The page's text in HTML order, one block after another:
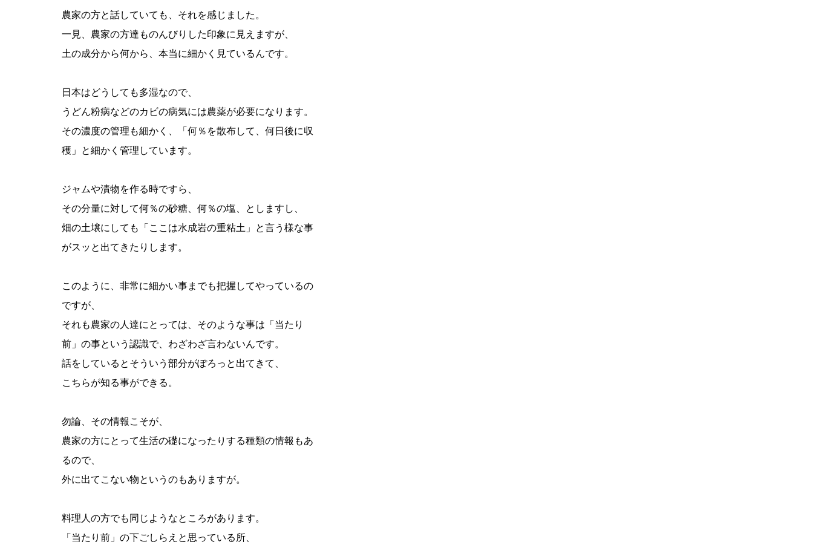
農家の方と話していても、それを感じました。
一見、農家の方達ものんびりした印象に見えますが、
土の成分から何から、本当に細かく見ているんです。
日本はどうしても多湿なので、
うどん粉病などのカビの病気には農薬が必要になります。
その濃度の管理も細かく、「何％を散布して、何日後に収
穫」と細かく管理しています。
ジャムや漬物を作る時ですら、
その分量に対して何％の砂糖、何％の塩、としますし、
畑の土壌にしても「ここは水成岩の重粘土」と言う様な事
がスッと出てきたりします。
このように、非常に細かい事までも把握してやっているの
ですが、
それも農家の人達にとっては、そのような事は「当たり
前」の事という認識で、わざわざ言わないんです。
話をしているとそういう部分がぽろっと出てきて、
こちらが知る事ができる。
勿論、その情報こそが、
農家の方にとって生活の礎になったりする種類の情報もあ
るので、
外に出てこない物というのもありますが。
料理人の方でも同じようなところがあります。
「当たり前」の下ごしらえと思っている所、